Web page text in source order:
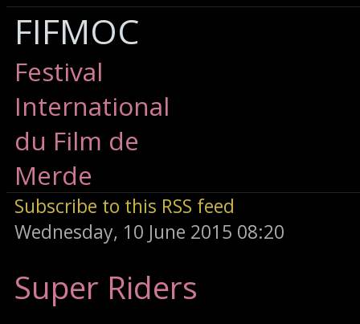
FIFMOC
Festival
International
du Film de
Merde
Subscribe to this RSS feed
Wednesday, 10 June 2015 08:20
Super Riders